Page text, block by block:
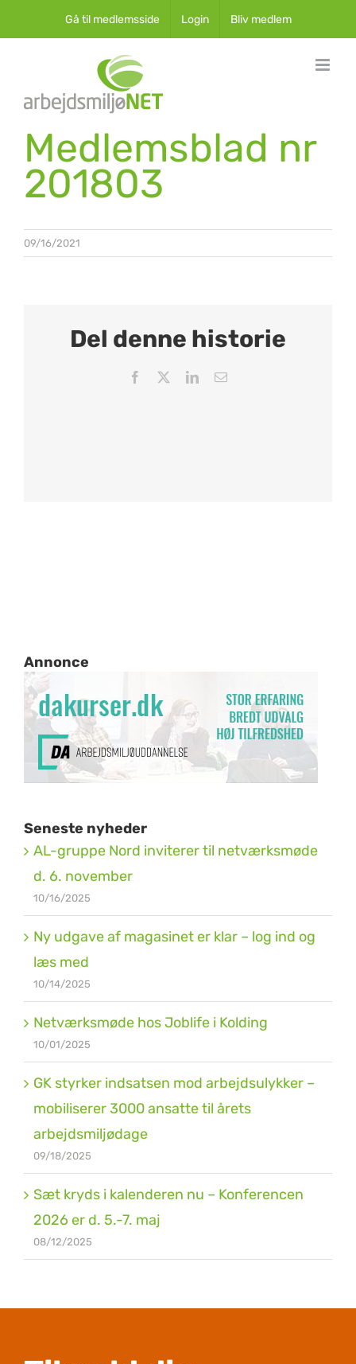
to
Gå til medlemsside Login Bliv medlem
Medlemsblad nr
201803
09/16/2021
Del denne historie
Facebook LinkedInEmail
Annonce
Seneste nyheder
AL-gruppe Nord inviterer til netværksmøde
d. 6. november
10/16/2025
Ny udgave af magasinet er klar – log ind og
læs med
10/14/2025
Netværksmøde hos Joblife i Kolding
10/01/2025
GK styrker indsatsen mod arbejdsulykker –
mobiliserer 3000 ansatte til årets
arbejdsmiljødage
09/18/2025
Sæt kryds i kalenderen nu – Konferencen
2026 er d. 5.-7. maj
08/12/2025